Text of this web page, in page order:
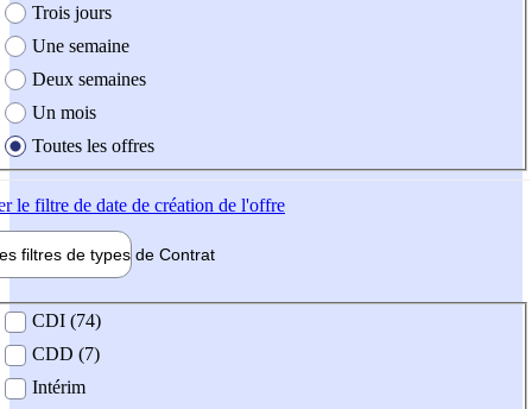
Trois jours
Une semaine
Deux semaines
Un mois
Toutes les offres
le filtre de date de création de l'offre
filtres de types de Contrat
contrat
CDI (74)
CDD (7)
Intérim